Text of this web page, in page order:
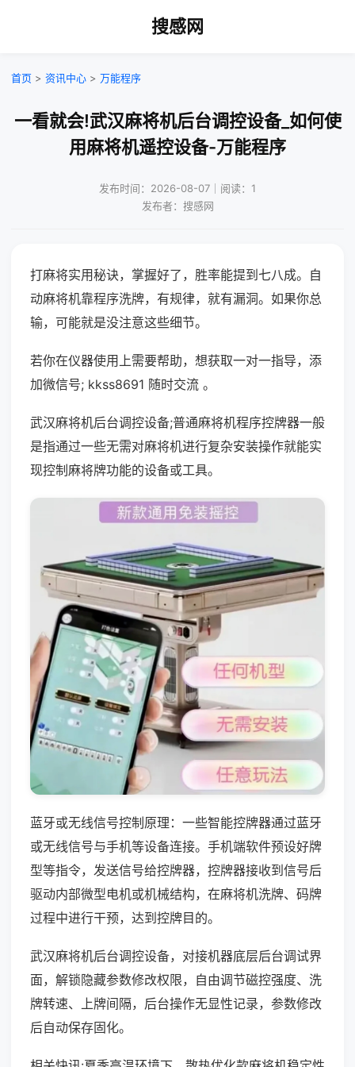
搜感网
首页 > 资讯中心 > 万能程序
一看就会!武汉麻将机后台调控设备_如何使
用麻将机遥控设备-万能程序
发布时间：2026-08-07｜阅读：1
发布者：搜感网
打麻将实用秘诀，掌握好了，胜率能提到七八成。自
动麻将机靠程序洗牌，有规律，就有漏洞。如果你总
输，可能就是没注意这些细节。
若你在仪器使用上需要帮助，想获取一对一指导，添
加微信号; kkss8691 随时交流 。
武汉麻将机后台调控设备;普通麻将机程序控牌器一般
是指通过一些无需对麻将机进行复杂安装操作就能实
现控制麻将牌功能的设备或工具。
蓝牙或无线信号控制原理：一些智能控牌器通过蓝牙
或无线信号与手机等设备连接。手机端软件预设好牌
型等指令，发送信号给控牌器，控牌器接收到信号后
驱动内部微型电机或机械结构，在麻将机洗牌、码牌
过程中进行干预，达到控牌目的。
武汉麻将机后台调控设备，对接机器底层后台调试界
面，解锁隐藏参数修改权限，自由调节磁控强度、洗
牌转速、上牌间隔，后台操作无显性记录，参数修改
后自动保存固化。